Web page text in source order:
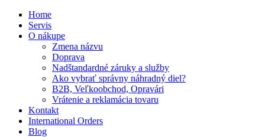
Home
Servis
O nákupe
Zmena názvu
Doprava
Nadštandardné záruky a služby
Ako vybrať správny náhradný diel?
B2B, Veľkoobchod, Opravári
Vrátenie a reklamácia tovaru
Kontakt
International Orders
Blog